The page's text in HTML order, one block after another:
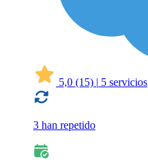
5,0 (15) | 5 servicios
3 han repetido